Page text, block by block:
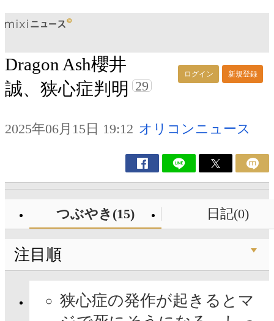
ログイン 新規登録
Dragon Ash櫻井
誠、狭心症判明 29
2025年06月15日 19:12 オリコンニュース
つぶやき(15) 日記(0)
注目順
狭心症の発作が起きるとマ